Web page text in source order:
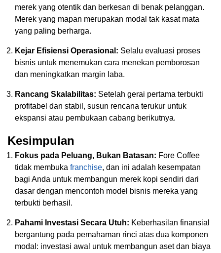
merek yang otentik dan berkesan di benak pelanggan.
Merek yang mapan merupakan modal tak kasat mata
yang paling berharga.
Kejar Efisiensi Operasional: Selalu evaluasi proses
bisnis untuk menemukan cara menekan pemborosan
dan meningkatkan margin laba.
Rancang Skalabilitas: Setelah gerai pertama terbukti
profitabel dan stabil, susun rencana terukur untuk
ekspansi atau pembukaan cabang berikutnya.
Kesimpulan
Fokus pada Peluang, Bukan Batasan: Fore Coffee
tidak membuka franchise, dan ini adalah kesempatan
bagi Anda untuk membangun merek kopi sendiri dari
dasar dengan mencontoh model bisnis mereka yang
terbukti berhasil.
Pahami Investasi Secara Utuh: Keberhasilan finansial
bergantung pada pemahaman rinci atas dua komponen
modal: investasi awal untuk membangun aset dan biaya